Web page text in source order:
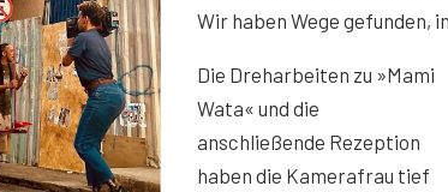
Wir haben Wege gefunden,
Die Dreharbeiten zu »Mami
Wata« und die
anschließende Rezeption
haben die Kamerafrau tief